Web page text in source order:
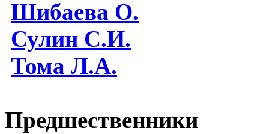
Шибаева O.
Сулин С.И.
Тома Л.А.
Предшественники